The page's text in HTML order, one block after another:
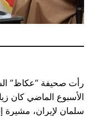
رأت صحيفة “عكاظ”
الأسبوع الماضي كان
سلمان لإيران، مشيرة